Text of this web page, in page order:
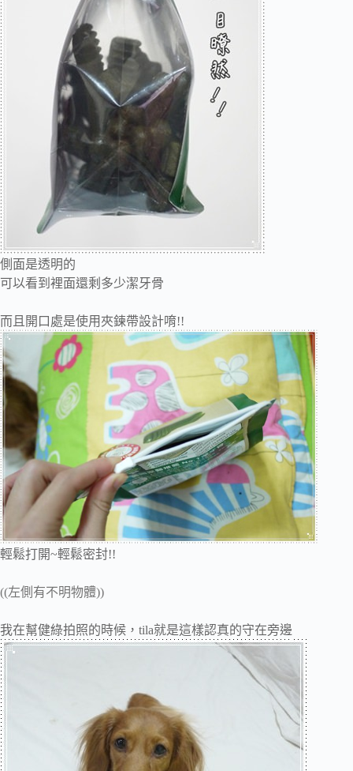
側面是透明的
可以看到裡面還剩多少潔牙骨
而且開口處是使用夾鍊帶設計唷!!
輕鬆打開~輕鬆密封!!
((左側有不明物體))
我在幫健綠拍照的時候，tila就是這樣認真的守在旁邊